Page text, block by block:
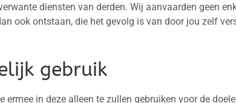
diensten van derden. Wij aanvaarden geen
ook ontstaan, die het gevolg is van door jou zelf
gebruik
ermee in deze alleen te zullen gebruiken voor de